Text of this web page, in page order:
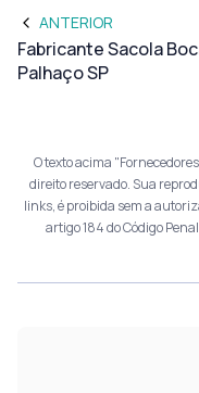
ANTERIOR
Fabricante Sacola
Palhaço SP
O texto acima
direito reservado. Sua
links, é proibida sem a
artigo 184 do Código